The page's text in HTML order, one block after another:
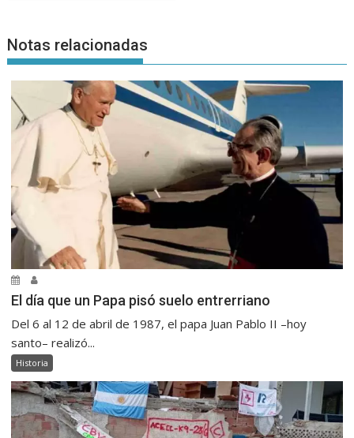
Notas relacionadas
El día que un Papa pisó suelo entrerriano
Del 6 al 12 de abril de 1987, el papa Juan Pablo II –hoy
santo– realizó...
Historia